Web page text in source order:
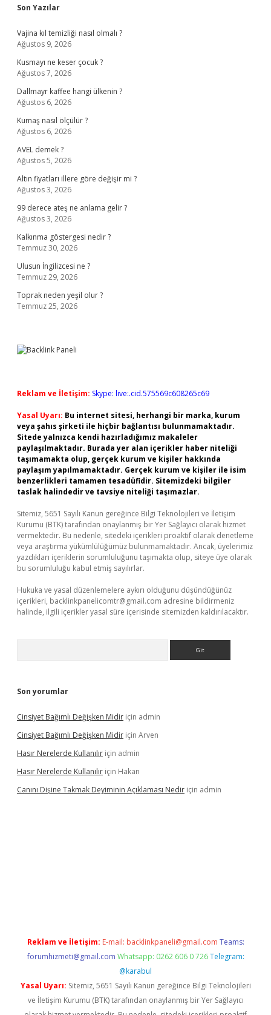
Sidebar
Son Yazılar
Vajina kıl temizliği nasıl olmalı ?
Ağustos 9, 2026
Kusmayı ne keser çocuk ?
Ağustos 7, 2026
Dallmayr kaffee hangi ülkenin ?
Ağustos 6, 2026
Kumaş nasıl ölçülür ?
Ağustos 6, 2026
AVEL demek ?
Ağustos 5, 2026
Altın fiyatları illere göre değişir mi ?
Ağustos 3, 2026
99 derece ateş ne anlama gelir ?
Ağustos 3, 2026
Kalkınma göstergesi nedir ?
Temmuz 30, 2026
Ulusun İngilizcesi ne ?
Temmuz 29, 2026
Toprak neden yeşil olur ?
Temmuz 25, 2026
Reklam ve İletişim: Skype: live:.cid.575569c608265c69
Yasal Uyarı: Bu internet sitesi, herhangi bir marka, kurum
veya şahıs şirketi ile hiçbir bağlantısı bulunmamaktadır.
Sitede yalnızca kendi hazırladığımız makaleler
paylaşılmaktadır. Burada yer alan içerikler haber niteliği
taşımamakta olup, gerçek kurum ve kişiler hakkında
paylaşım yapılmamaktadır. Gerçek kurum ve kişiler ile isim
benzerlikleri tamamen tesadüfidir. Sitemizdeki bilgiler
taslak halindedir ve tavsiye niteliği taşımazlar.
Sitemiz, 5651 Sayılı Kanun gereğince Bilgi Teknolojileri ve İletişim
Kurumu (BTK) tarafından onaylanmış bir Yer Sağlayıcı olarak hizmet
vermektedir. Bu nedenle, sitedeki içerikleri proaktif olarak denetleme
veya araştırma yükümlülüğümüz bulunmamaktadır. Ancak, üyelerimiz
yazdıkları içeriklerin sorumluluğunu taşımakta olup, siteye üye olarak
bu sorumluluğu kabul etmiş sayılırlar.
Hukuka ve yasal düzenlemelere aykırı olduğunu düşündüğünüz
içerikleri, backlinkpanelicomtr@gmail.com adresine bildirmeniz
halinde, ilgili içerikler yasal süre içerisinde sitemizden kaldırılacaktır.
Son yorumlar
Cinsiyet Bağımlı Değişken Midir için admin
Cinsiyet Bağımlı Değişken Midir için Arven
Hasır Nerelerde Kullanılır için admin
Hasır Nerelerde Kullanılır için Hakan
Canını Dişine Takmak Deyiminin Açıklaması Nedir için admin
Reklam ve İletişim: E-mail: backlinkpaneli@gmail.com Teams:
forumhizmeti@gmail.com Whatsapp: 0262 606 0 726 Telegram:
@karabul
Yasal Uyarı: Sitemiz, 5651 Sayılı Kanun gereğince Bilgi Teknolojileri
ve İletişim Kurumu (BTK) tarafından onaylanmış bir Yer Sağlayıcı